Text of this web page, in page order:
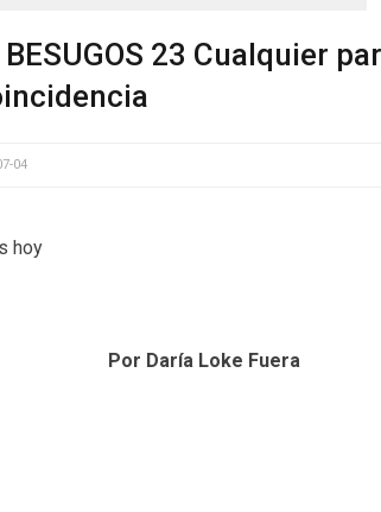
BESUGOS 23 Cualquier
04
hoy
Por Daría Loke Fuera